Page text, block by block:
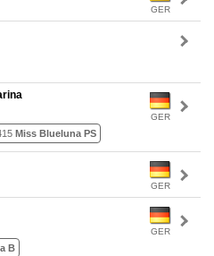
GER
GER
Miss Blueluna PS
GER
GER
B